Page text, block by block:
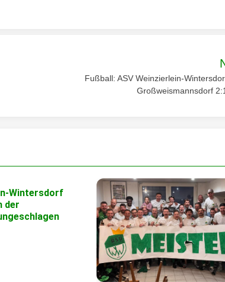
Fußball: ASV Weinzierlein-
Großweismannsdorf
Wintersdorf
der